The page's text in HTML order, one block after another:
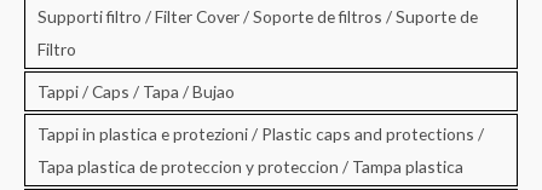
Supporti filtro / Filter Cover / Soporte de filtros / Suporte de
Filtro
Tappi / Caps / Tapa / Bujao
Tappi in plastica e protezioni / Plastic caps and protections /
Tapa plastica de proteccion y proteccion / Tampa plastica